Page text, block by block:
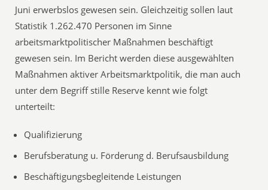
Juni erwerbslos gewesen sein. Gleichzeitig sollen laut
Statistik 1.262.470 Per­sonen im Sinne
arbeitsmarktpolitischer Maßnahmen beschäf­tigt
gewesen sein. Im Bericht werden diese ausgewählten
Maßnahmen aktiver Arbeitsmarktpolitik, die man auch
unter dem Begriff stille Reserve kennt wie folgt
unterteilt:
Qualifizierung
Berufsberatung u. Förderung d. Berufsausbildung
Beschäftigungsbegleitende Leistungen